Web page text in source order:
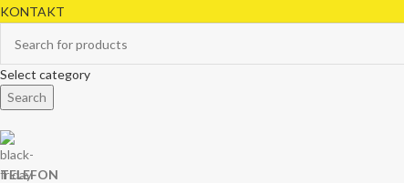
KONTAKT
Select category
Search
TELEFON